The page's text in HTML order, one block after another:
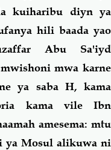
kuiharibu diyn ya
hili baada yao
Abu Sa'iyd
mwa karne
ya saba H, kama
kama vile Ibn
amesema: mtu
ya Mosul alikuwa ni